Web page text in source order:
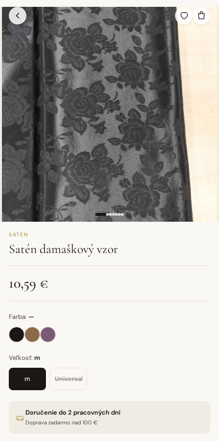
SATÉN
Satén damaškový vzor
10,59 €
Farba: —
Veľkosť: m
m Universal
Doručenie do 2 pracovných dní
Doprava zadarmo nad 100 €